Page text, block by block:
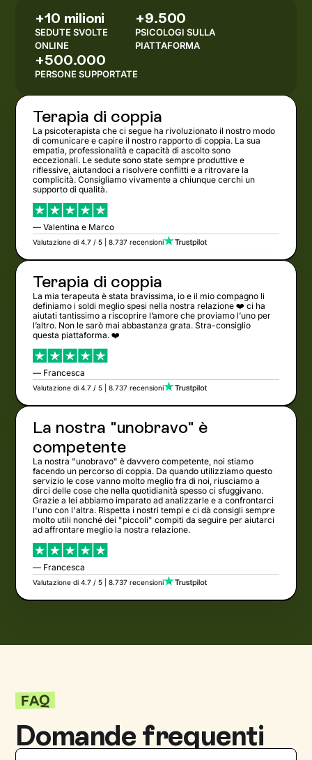
+10 milioni
SEDUTE SVOLTE
ONLINE
+9.500
PSICOLOGI SULLA
PIATTAFORMA
+500.000
PERSONE SUPPORTATE
Terapia di coppia
La psicoterapista che ci segue ha rivoluzionato il nostro modo
di comunicare e capire il nostro rapporto di coppia. La sua
empatia, professionalità e capacità di ascolto sono
eccezionali. Le sedute sono state sempre produttive e
riflessive, aiutandoci a risolvere conflitti e a ritrovare la
complicità. Consigliamo vivamente a chiunque cerchi un
supporto di qualità.
— Valentina e Marco
Valutazione di 4.7 / 5 | 8.737 recensioni
Terapia di coppia
La mia terapeuta è stata bravissima, io e il mio compagno li
definiamo i soldi meglio spesi nella nostra relazione ❤️ ci ha
aiutati tantissimo a riscoprire l’amore che proviamo l’uno per
l’altro. Non le sarò mai abbastanza grata. Stra-consiglio
questa piattaforma. ❤️
— Francesca
Valutazione di 4.7 / 5 | 8.737 recensioni
La nostra "unobravo" è
competente
La nostra "unobravo" è davvero competente, noi stiamo
facendo un percorso di coppia. Da quando utilizziamo questo
servizio le cose vanno molto meglio fra di noi, riusciamo a
dirci delle cose che nella quotidianità spesso ci sfuggivano.
Grazie a lei abbiamo imparato ad analizzarle e a confrontarci
l'uno con l'altra. Rispetta i nostri tempi e ci dà consigli sempre
molto utili nonché dei "piccoli" compiti da seguire per aiutarci
ad affrontare meglio la nostra relazione.
— Francesca
Valutazione di 4.7 / 5 | 8.737 recensioni
FAQ
Domande frequenti